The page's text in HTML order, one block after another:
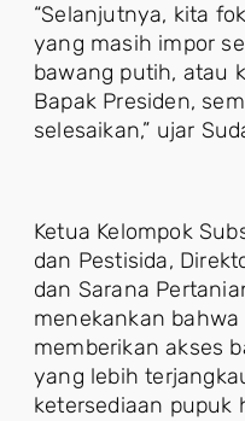
“Selanjutnya, kita
yang masih impor
bawang putih, atau
Bapak Presiden,
selesaikan,” ujar
Ketua Kelompok
dan Pestisida,
dan Sarana
menekankan
memberikan akses
yang lebih
ketersediaan pupuk